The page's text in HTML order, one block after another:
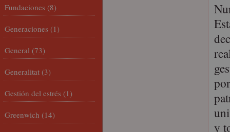
y
Fundaciones (8)
Generaciones (1)
General (73)
Generalitat (3)
Gestión del estrés (1)
Greenwich (14)